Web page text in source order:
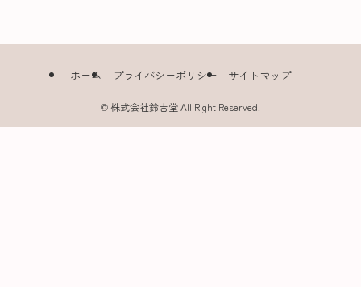
ホーム プライバシーポリシー サイトマップ
©株式会社鈴吉堂 All Right Reserved.